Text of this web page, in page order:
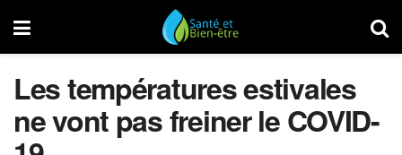
Les températures estivales
ne vont pas freiner le COVID-